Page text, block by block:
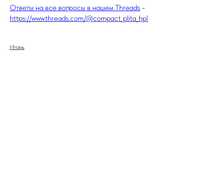
Ответы на все вопросы в нашем Threads -
https://www.threads.com/@compact_plita_hpl
Игорь